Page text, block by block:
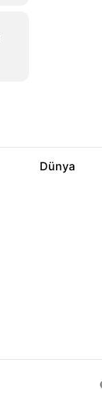
Dünya